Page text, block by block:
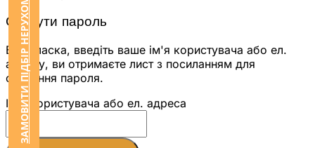
ЗАМОВИТИ ПІДБІР НЕРУХОМОСТІ
Скинути пароль
Будь ласка, введіть ваше ім'я користувача або ел.
адресу, ви отримаєте лист з посиланням для
скидання пароля.
Ім'я користувача або ел. адреса